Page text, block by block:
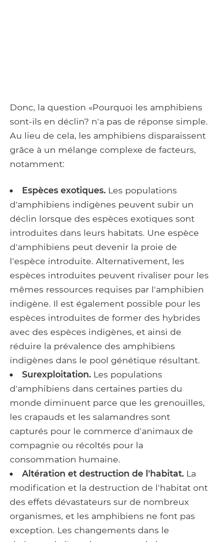
Donc, la question «Pourquoi les amphibiens
sont-ils en déclin? n'a pas de réponse simple.
Au lieu de cela, les amphibiens disparaissent
grâce à un mélange complexe de facteurs,
notamment:
Espèces exotiques. Les populations
d'amphibiens indigènes peuvent subir un
déclin lorsque des espèces exotiques sont
introduites dans leurs habitats. Une espèce
d'amphibiens peut devenir la proie de
l'espèce introduite. Alternativement, les
espèces introduites peuvent rivaliser pour les
mêmes ressources requises par l'amphibien
indigène. Il est également possible pour les
espèces introduites de former des hybrides
avec des espèces indigènes, et ainsi de
réduire la prévalence des amphibiens
indigènes dans le pool génétique résultant.
Surexploitation. Les populations
d'amphibiens dans certaines parties du
monde diminuent parce que les grenouilles,
les crapauds et les salamandres sont
capturés pour le commerce d'animaux de
compagnie ou récoltés pour la
consommation humaine.
Altération et destruction de l'habitat. La
modification et la destruction de l'habitat ont
des effets dévastateurs sur de nombreux
organismes, et les amphibiens ne font pas
exception. Les changements dans le